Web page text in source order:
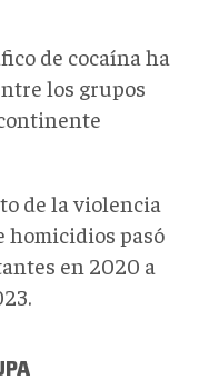
de cocaína ha
los grupos
de la violencia
homicidios pasó
en 2020 a